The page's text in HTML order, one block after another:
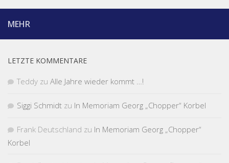
MEHR
LETZTE KOMMENTARE
Teddy zu Alle Jahre wieder kommt …!
Siggi Schmidt zu In Memoriam Georg „Chopper“ Korbel
Frank Deutschland zu In Memoriam Georg „Chopper“
Korbel